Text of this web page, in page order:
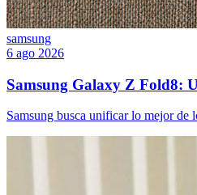
samsung
6 ago 2026
Samsung Galaxy Z Fold8:
Samsung busca unificar lo mejor de